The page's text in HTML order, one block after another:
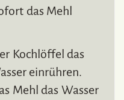
das Mehl
Kochlöffel das
einrühren.
Mehl das Wasser